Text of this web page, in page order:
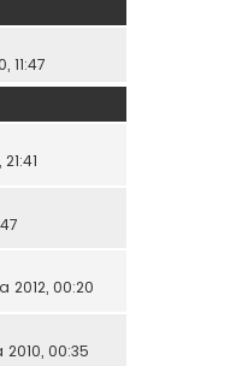
11:47
2012, 00:20
2010, 00:35